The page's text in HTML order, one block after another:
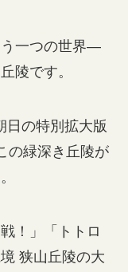
う一つの世界—
陵です。
日の特別拡大版
の緑深き丘陵が
！」「トトロ
狭山丘陵の大